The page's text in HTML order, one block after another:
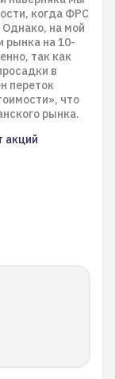
когда ФРС
Однако, на мой
рынка на 10-
так как
в
переток
что
рынка.
акций